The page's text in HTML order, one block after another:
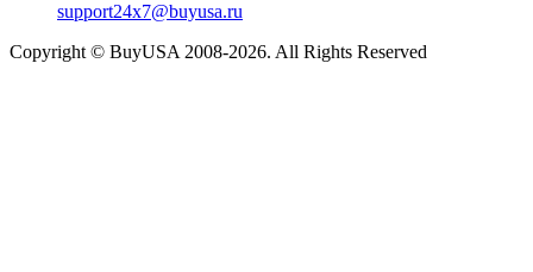
support24x7@buyusa.ru
Copyright © BuyUSA 2008-2026. All Rights Reserved